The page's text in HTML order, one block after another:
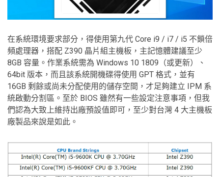
在系統環境要求部分，得使用第九代 Core i9 / i7 / i5 不鎖倍
頻處理器，搭配 Z390 晶片組主機板，主記憶體建議至少
8GB 容量。作業系統需為 Windows 10 1809（或更新）、
64bit 版本，而且該系統開機碟得使用 GPT 格式，並有
16GB 剩餘或尚未分配使用的儲存空間，才足夠建立 IPM 系
統啟動分割區。至於 BIOS 雖然有一些設定注意事項，但我
們認為大致上維持出廠預設值即可，至少對台灣 4 大主機板
廠製品來說是如此。